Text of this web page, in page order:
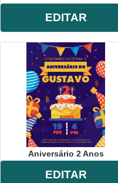
EDITAR
Aniversário 2 Anos
EDITAR